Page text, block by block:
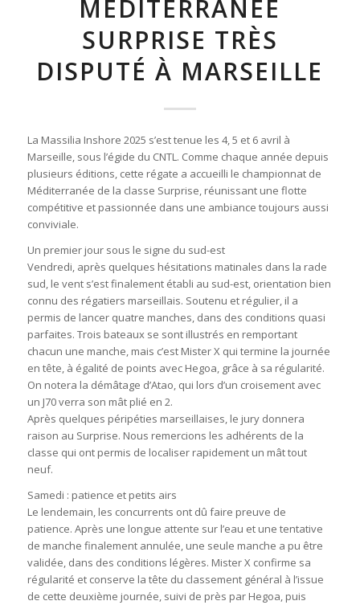
MÉDITERRANÉE
SURPRISE TRÈS
DISPUTÉ À MARSEILLE
La Massilia Inshore 2025 s’est tenue les 4, 5 et 6 avril à
Marseille, sous l’égide du CNTL. Comme chaque année depuis
plusieurs éditions, cette régate a accueilli le championnat de
Méditerranée de la classe Surprise, réunissant une flotte
compétitive et passionnée dans une ambiance toujours aussi
conviviale.
Un premier jour sous le signe du sud-est
Vendredi, après quelques hésitations matinales dans la rade
sud, le vent s’est finalement établi au sud-est, orientation bien
connu des régatiers marseillais. Soutenu et régulier, il a
permis de lancer quatre manches, dans des conditions quasi
parfaites. Trois bateaux se sont illustrés en remportant
chacun une manche, mais c’est Mister X qui termine la journée
en tête, à égalité de points avec Hegoa, grâce à sa régularité.
On notera la démâtage d’Atao, qui lors d’un croisement avec
un J70 verra son mât plié en 2.
Après quelques péripéties marseillaises, le jury donnera
raison au Surprise. Nous remercions les adhérents de la
classe qui ont permis de localiser rapidement un mât tout
neuf.
Samedi : patience et petits airs
Le lendemain, les concurrents ont dû faire preuve de
patience. Après une longue attente sur l’eau et une tentative
de manche finalement annulée, une seule manche a pu être
validée, dans des conditions légères. Mister X confirme sa
régularité et conserve la tête du classement général à l’issue
de cette deuxième journée, suivi de près par Hegoa, puis